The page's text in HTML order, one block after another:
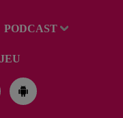
PODCAST
JEU